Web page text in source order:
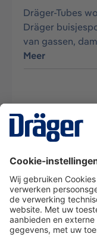
Dräger-Tubes
Dräger
van gassen,
Meer
Dräger
Over Dräger